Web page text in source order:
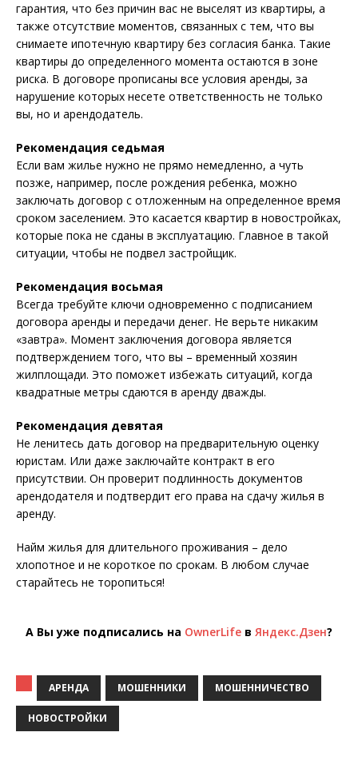
гарантия, что без причин вас не выселят из квартиры, а
также отсутствие моментов, связанных с тем, что вы
снимаете ипотечную квартиру без согласия банка. Такие
квартиры до определенного момента остаются в зоне
риска. В договоре прописаны все условия аренды, за
нарушение которых несете ответственность не только
вы, но и арендодатель.
Рекомендация седьмая
Если вам жилье нужно не прямо немедленно, а чуть
позже, например, после рождения ребенка, можно
заключать договор с отложенным на определенное время
сроком заселением. Это касается квартир в новостройках,
которые пока не сданы в эксплуатацию. Главное в такой
ситуации, чтобы не подвел застройщик.
Рекомендация восьмая
Всегда требуйте ключи одновременно с подписанием
договора аренды и передачи денег. Не верьте никаким
«завтра». Момент заключения договора является
подтверждением того, что вы – временный хозяин
жилплощади. Это поможет избежать ситуаций, когда
квадратные метры сдаются в аренду дважды.
Рекомендация девятая
Не ленитесь дать договор на предварительную оценку
юристам. Или даже заключайте контракт в его
присутствии. Он проверит подлинность документов
арендодателя и подтвердит его права на сдачу жилья в
аренду.
Найм жилья для длительного проживания – дело
хлопотное и не короткое по срокам. В любом случае
старайтесь не торопиться!
А Вы уже подписались на OwnerLife в Яндекс.Дзен?
АРЕНДА МОШЕННИКИ МОШЕННИЧЕСТВО
НОВОСТРОЙКИ